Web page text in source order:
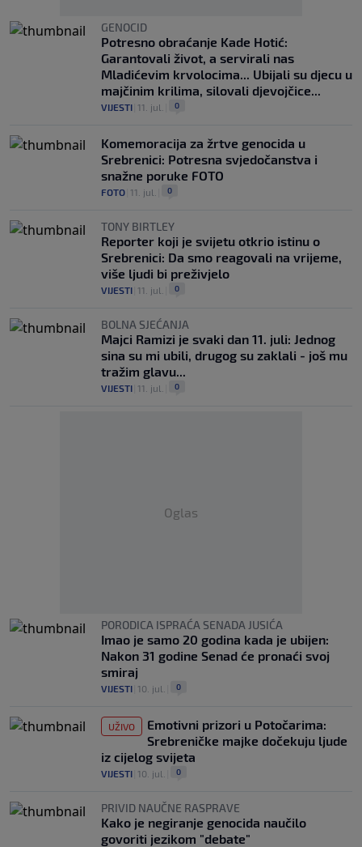
GENOCID
Potresno obraćanje Kade Hotić:
Garantovali život, a servirali nas
Mladićevim krvolocima... Ubijali su djecu u
majčinim krilima, silovali djevojčice...
VIJESTI 11. jul. 0
Komemoracija za žrtve genocida u
Srebrenici: Potresna svjedočanstva i
snažne poruke FOTO
FOTO 11. jul. 0
TONY BIRTLEY
Reporter koji je svijetu otkrio istinu o
Srebrenici: Da smo reagovali na vrijeme,
više ljudi bi preživjelo
VIJESTI 11. jul. 0
BOLNA SJEĆANJA
Majci Ramizi je svaki dan 11. juli: Jednog
sina su mi ubili, drugog su zaklali - još mu
tražim glavu...
VIJESTI 11. jul. 0
Oglas
PORODICA ISPRAĆA SENADA JUSIĆA
Imao je samo 20 godina kada je ubijen:
Nakon 31 godine Senad će pronaći svoj
smiraj
VIJESTI 10. jul. 0
UŽIVO
Emotivni prizori u Potočarima:
Srebreničke majke dočekuju ljude
iz cijelog svijeta
VIJESTI 10. jul. 0
PRIVID NAUČNE RASPRAVE
Kako je negiranje genocida naučilo
govoriti jezikom "debate"